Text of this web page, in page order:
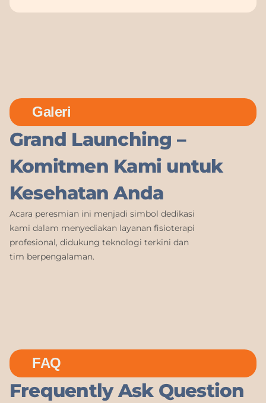
Galeri
Grand Launching –
Komitmen Kami untuk
Kesehatan Anda
Acara peresmian ini menjadi simbol dedikasi
kami dalam menyediakan layanan fisioterapi
profesional, didukung teknologi terkini dan
tim berpengalaman.
FAQ
Frequently Ask Question